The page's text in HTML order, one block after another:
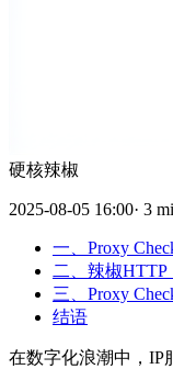
硬核辣椒
2025-08-05 16:00· 3
一、Proxy
二、辣椒
三、Proxy
结语
在数字化浪潮中，IP